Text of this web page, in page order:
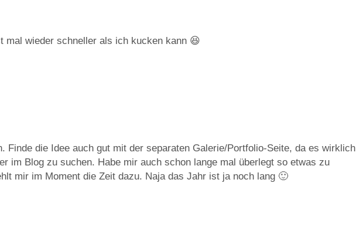
mal wieder schneller als ich kucken kann 😆
Finde die Idee auch gut mit der separaten Galerie/Portfolio-Seite, da es wirklich
im Blog zu suchen. Habe mir auch schon lange mal überlegt so etwas zu
mir im Moment die Zeit dazu. Naja das Jahr ist ja noch lang 🙂